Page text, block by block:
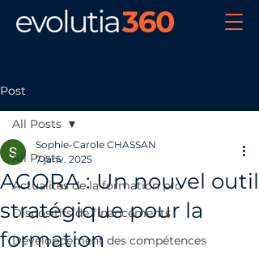
Post
All Posts
Actualités de la formation pro
Dispositifs de financements
Développement des compétences
All Posts
AGORA : Un nouvel outil
stratégique pour la
formation
Sophie-Carole CHASSAN
7 janv. 2025